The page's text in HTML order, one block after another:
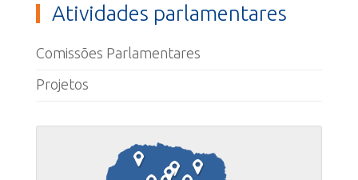
Atividades parlamentares
Comissões Parlamentares
Projetos